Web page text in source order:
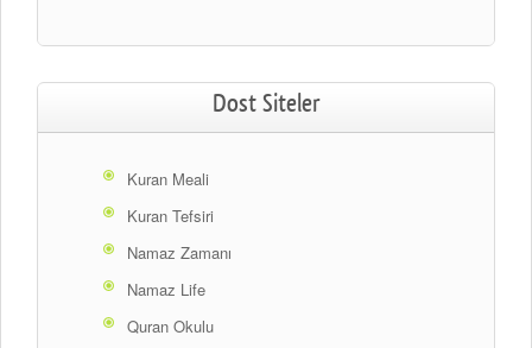
Dost Siteler
Kuran Meali
Kuran Tefsiri
Namaz Zamanı
Namaz Life
Quran Okulu